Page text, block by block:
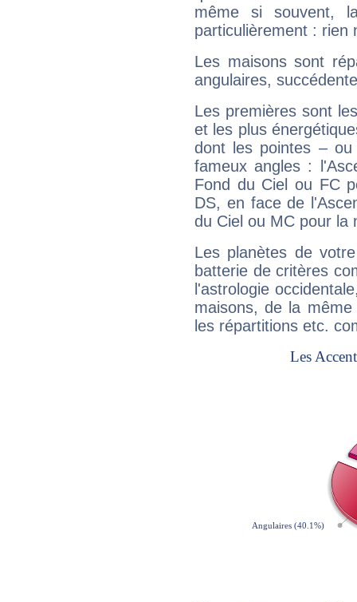
même si souvent,
particulièrement : rien
Les maisons sont
angulaires,
Les premières sont
et les plus
dont les pointes –
fameux angles :
Fond du Ciel ou FC
DS, en face de
du Ciel ou MC pour la
Les planètes de
batterie de critères
l'astrologie
maisons, de la
les répartitions etc.